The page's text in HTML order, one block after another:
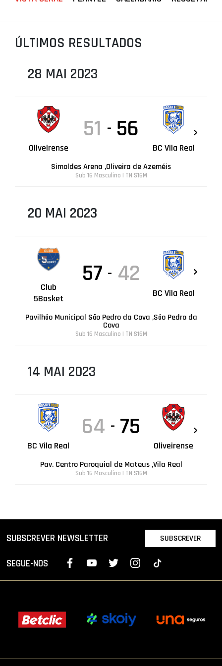
LIGA BETCLIC MASCULINA
LIGA BETCLIC FEMININA
ÚLTIMOS RESULTADOS
28 MAI 2023
Oliveirense
51 - 56
BC Vila Real
Simoldes Arena ,Oliveira de Azeméis
Sub 16 Masculino | TN S16M
20 MAI 2023
Club
5Basket
57 - 42
BC Vila Real
Pavilhão Municipal São Pedro da Cova ,São Pedro da
Cova
Sub 16 Masculino | TN S16M
14 MAI 2023
BC Vila Real
64 - 75
Oliveirense
Pav. Centro Paroquial de Mateus ,Vila Real
Sub 16 Masculino | TN S16M
SUBSCREVER NEWSLETTER SUBSCREVER
SEGUE-NOS